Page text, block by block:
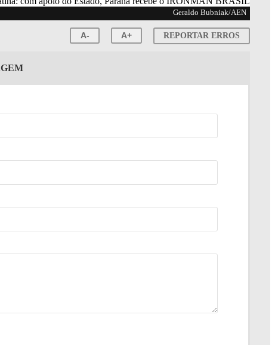
Geraldo Bubniak/AEN
A- A+ REPORTAR ERROS